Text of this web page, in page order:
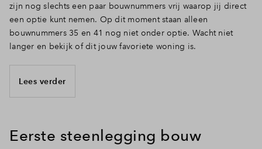
zijn nog slechts een paar bouwnummers vrij waarop jij direct
een optie kunt nemen. Op dit moment staan alleen
bouwnummers 35 en 41 nog niet onder optie. Wacht niet
langer en bekijk of dit jouw favoriete woning is.
Lees verder
Eerste steenlegging bouw